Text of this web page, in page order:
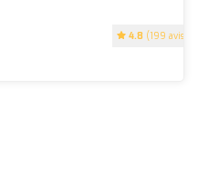
4.8 (199 avis)